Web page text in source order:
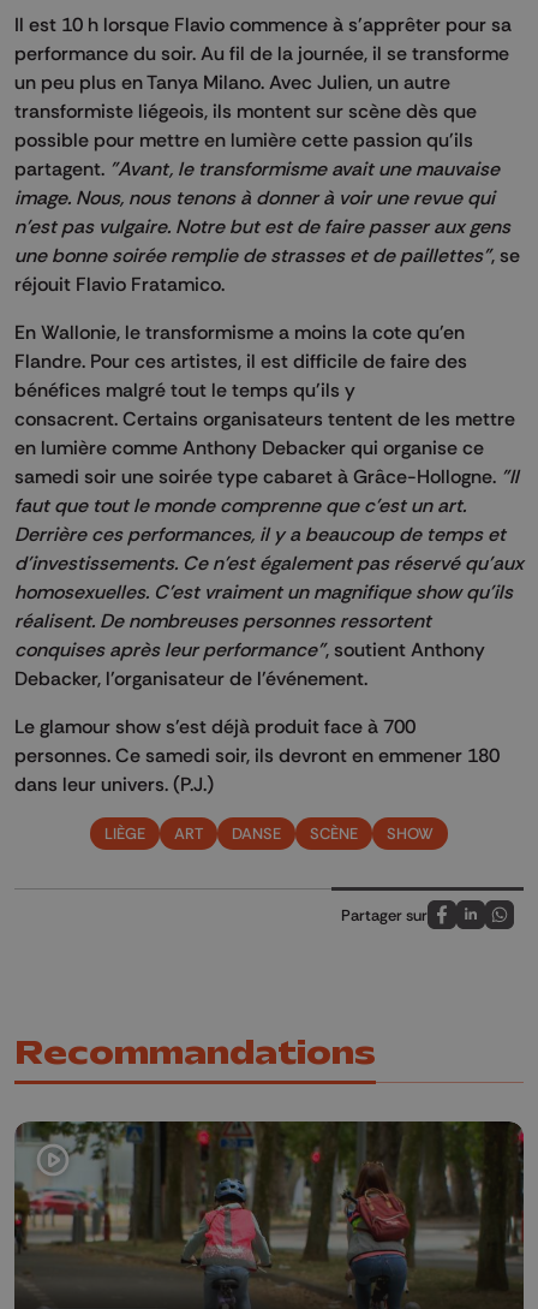
Il est 10 h lorsque Flavio commence à s'apprêter pour sa
performance du soir. Au fil de la journée, il se transforme
un peu plus en Tanya Milano. Avec Julien, un autre
transformiste liégeois, ils montent sur scène dès que
possible pour mettre en lumière cette passion qu'ils
partagent. "Avant, le transformisme avait une mauvaise
image. Nous, nous tenons à donner à voir une revue qui
n'est pas vulgaire. Notre but est de faire passer aux gens
une bonne soirée remplie de strasses et de paillettes", se
réjouit Flavio Fratamico.
En Wallonie, le transformisme a moins la cote qu'en
Flandre. Pour ces artistes, il est difficile de faire des
bénéfices malgré tout le temps qu'ils y
consacrent. Certains organisateurs tentent de les mettre
en lumière comme Anthony Debacker qui organise ce
samedi soir une soirée type cabaret à Grâce-Hollogne. "Il
faut que tout le monde comprenne que c'est un art.
Derrière ces performances, il y a beaucoup de temps et
d'investissements. Ce n'est également pas réservé qu'aux
homosexuelles. C'est vraiment un magnifique show qu'ils
réalisent. De nombreuses personnes ressortent
conquises après leur performance", soutient Anthony
Debacker, l'organisateur de l'événement.
Le glamour show s'est déjà produit face à 700
personnes. Ce samedi soir, ils devront en emmener 180
dans leur univers. (P.J.)
LIÈGE ART DANSE SCÈNE SHOW
Partager sur
Partagez sur
Partagez
Recommandations